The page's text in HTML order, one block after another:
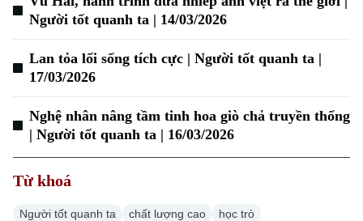
Người tốt quanh ta | 14/03/2026
Lan tỏa lối sống tích cực | Người tốt quanh ta |
17/03/2026
Nghệ nhân nâng tầm tinh hoa giò chả truyền thống
| Người tốt quanh ta | 16/03/2026
Từ khoá
Người tốt quanh ta chất lượng cao học trò